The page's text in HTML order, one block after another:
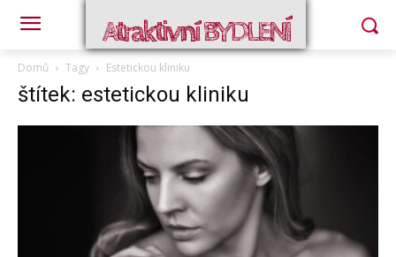
Atraktivní BYDLENÍ
Domů Tagy Estetickou kliniku
štítek: estetickou kliniku